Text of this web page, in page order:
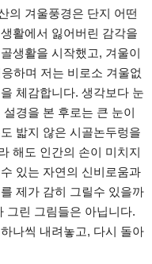
의 겨울풍경은 단지 어떤
활에서 잃어버린 감각을
생활을 시작했고, 겨울이
하며 저는 비로소 겨울없
체감합니다. 생각보다 눈
경을 본 후로는 큰 눈이
밟지 않은 시골논두렁을
해도 인간의 손이 미치지
있는 자연의 신비로움과
제가 감히 그릴수 있을까
그린 그림들은 아닙니다.
나씩 내려놓고, 다시 돌아